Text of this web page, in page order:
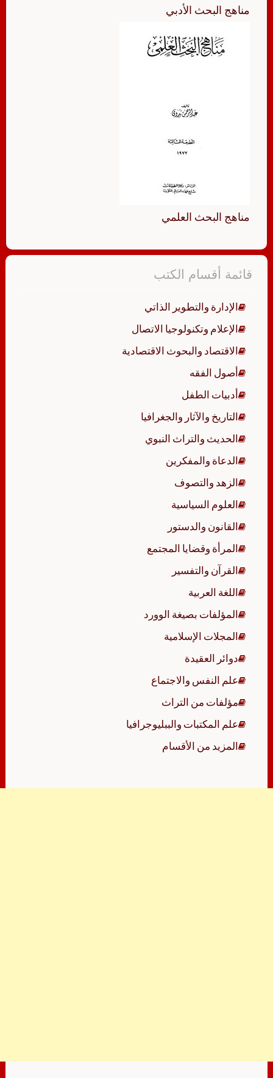
مناهج البحث الأدبي
مناهج البحث العلمي
قائمة أقسام الكتب
الإدارة والتطوير الذاتي
الإعلام وتكنولوجيا الاتصال
الاقتصاد والبحوث الاقتصادية
أصول الفقه
أدبيات الطفل
التاريخ والآثار والجغرافيا
الحديث والتراث النبوي
الدعاة والمفكرين
الزهد والتصوف
العلوم السياسية
القانون والدستور
المرأة وقضايا المجتمع
القرآن والتفسير
اللغة العربية
المؤلفات بصيغة الوورد
المجلات الإسلامية
دوائر العقيدة
علم النفس والاجتماع
مؤلفات من التراث
علم المكتبات والببليوجرافيا
المزيد من الأقسام